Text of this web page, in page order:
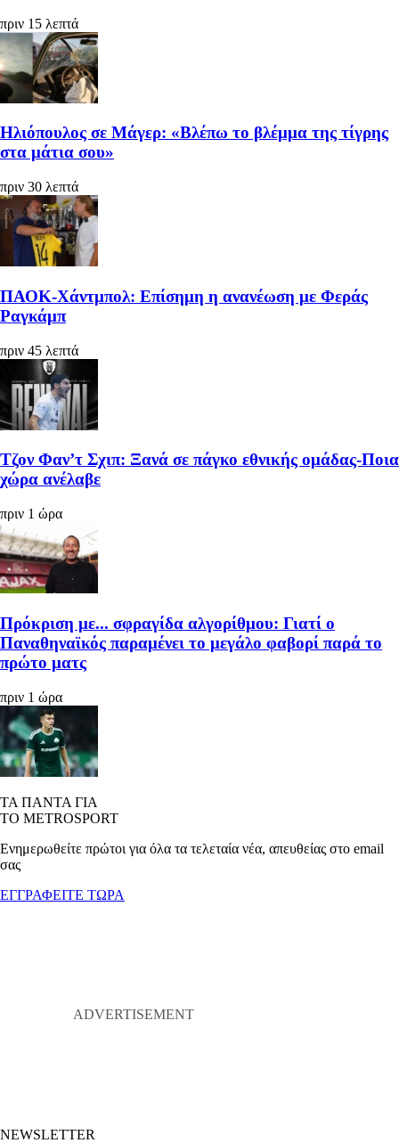
πριν 15 λεπτά
Ηλιόπουλος σε Μάγερ: «Βλέπω το βλέμμα της τίγρης
στα μάτια σου»
πριν 30 λεπτά
ΠΑΟΚ-Χάντμπολ: Επίσημη η ανανέωση με Φεράς
Ραγκάμπ
πριν 45 λεπτά
Τζον Φαν’τ Σχιπ: Ξανά σε πάγκο εθνικής ομάδας-Ποια
χώρα ανέλαβε
πριν 1 ώρα
Πρόκριση με... σφραγίδα αλγορίθμου: Γιατί ο
Παναθηναϊκός παραμένει το μεγάλο φαβορί παρά το
πρώτο ματς
πριν 1 ώρα
ΤΑ ΠΑΝΤΑ ΓΙΑ
ΤΟ METROSPORT
Ενημερωθείτε πρώτοι για όλα τα τελεταία νέα, απευθείας στο email
σας
ΕΓΓΡΑΦΕΙΤΕ ΤΩΡΑ
NEWSLETTER